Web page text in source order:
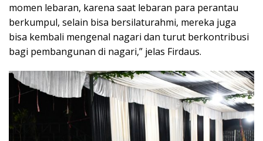
momen lebaran, karena saat lebaran para perantau
berkumpul, selain bisa bersilaturahmi, mereka juga
bisa kembali mengenal nagari dan turut berkontribusi
bagi pembangunan di nagari,” jelas Firdaus.